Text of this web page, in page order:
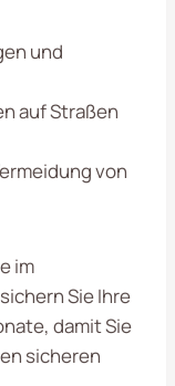
und
auf Straßen
von
im
Sie Ihre
damit Sie
sicheren